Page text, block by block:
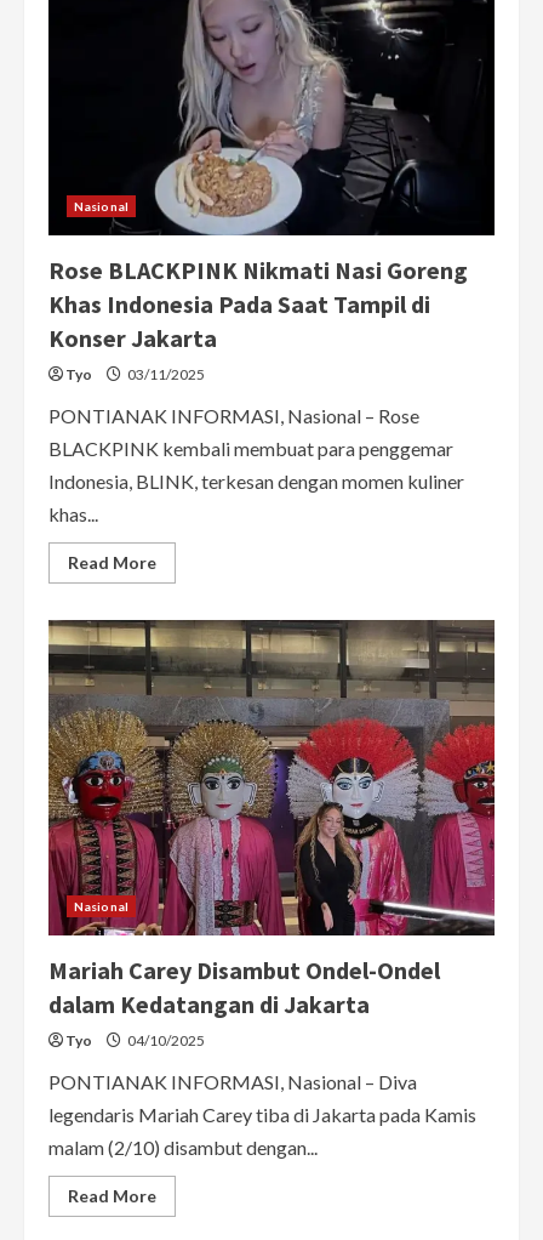
Nasional
Rose BLACKPINK Nikmati Nasi Goreng
Khas Indonesia Pada Saat Tampil di
Konser Jakarta
Tyo 03/11/2025
PONTIANAK INFORMASI, Nasional – Rose
BLACKPINK kembali membuat para penggemar
Indonesia, BLINK, terkesan dengan momen kuliner
khas...
Read MoreRead
more
BLACKPINK
Nikmati
Nasi
Goreng
Khas
Indonesia
Pada
Saat
Tampil
di
Konser
Jakarta
Nasional
Mariah Carey Disambut Ondel-Ondel
dalam Kedatangan di Jakarta
Tyo 04/10/2025
PONTIANAK INFORMASI, Nasional – Diva
legendaris Mariah Carey tiba di Jakarta pada Kamis
malam (2/10) disambut dengan...
Read MoreRead
more